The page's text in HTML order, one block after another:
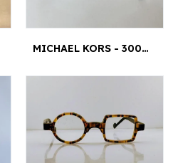
MICHAEL KORS - 3005 53017 140 60 MM¤2 CM